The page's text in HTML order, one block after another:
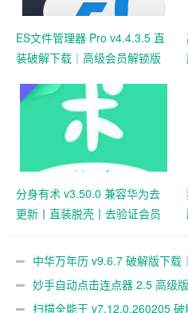
ES文件管理器 Pro v4.4.3.5 直
装破解下载｜高级会员解锁版
分身有术 v3.50.0 兼容华为去
更新丨直装脱壳丨去验证会员
中华万年历 v9.6.7 破解版下载
历天气提醒工具
妙手自动点击连点器 2.5 高级
工具｜破解解锁高级功能
扫描全能王 v7.12.0.260205